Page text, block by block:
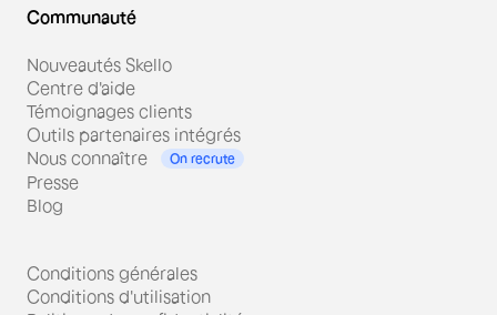
Communauté
Nouveautés Skello
Centre d'aide
Témoignages clients
Outils partenaires intégrés
Nous connaître
On recrute
Presse
Blog
Conditions générales
Conditions d'utilisation